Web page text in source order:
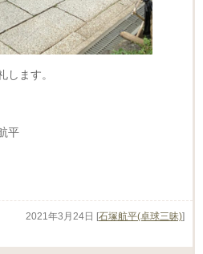
します。
平
2021年3月24日 [石塚航平(卓球三昧)]